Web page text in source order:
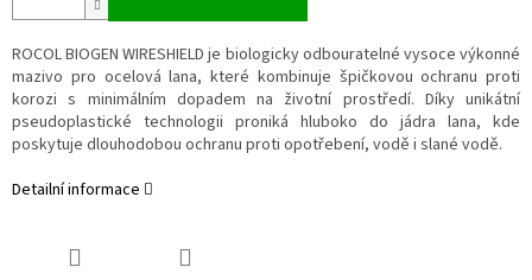
ROCOL BIOGEN WIRESHIELD je biologicky odbouratelné vysoce výkonné
mazivo pro ocelová lana, které kombinuje špičkovou ochranu proti
korozi s minimálním dopadem na životní prostředí. Díky unikátní
pseudoplastické technologii proniká hluboko do jádra lana, kde
poskytuje dlouhodobou ochranu proti opotřebení, vodě i slané vodě.
Detailní informace